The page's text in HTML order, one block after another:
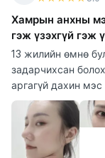
Хамрын анхны
гэж үзэхгүй гэж
13 жилийн өмнө
задарчихсан
аргагүй дахин мэс